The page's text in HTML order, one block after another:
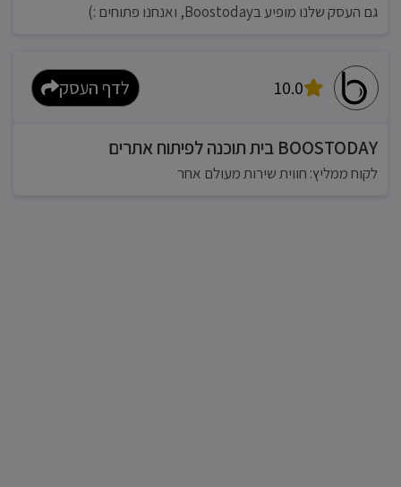
גם העסק שלנו מופיע בBoostoday, ואנחנו פתוחים :)
10.0 לדף העסק
BOOSTODAY בית תוכנה לפיתוח אתרים
לקוח ממליץ: חווית שירות מעולם אחר